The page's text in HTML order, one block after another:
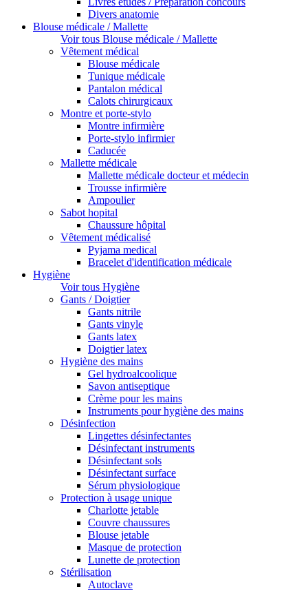
Divers anatomie
Blouse médicale / Mallette
Voir tous Blouse médicale / Mallette
Vêtement médical
Blouse médicale
Tunique médicale
Pantalon médical
Calots chirurgicaux
Montre et porte-stylo
Montre infirmière
Porte-stylo infirmier
Caducée
Mallette médicale
Mallette médicale docteur et médecin
Trousse infirmière
Ampoulier
Sabot hopital
Chaussure hôpital
Vêtement médicalisé
Pyjama medical
Bracelet d'identification médicale
Hygiène
Voir tous Hygiène
Gants / Doigtier
Gants nitrile
Gants vinyle
Gants latex
Doigtier latex
Hygiène des mains
Gel hydroalcoolique
Savon antiseptique
Crème pour les mains
Instruments pour hygiène des mains
Désinfection
Lingettes désinfectantes
Désinfectant instruments
Désinfectant sols
Désinfectant surface
Sérum physiologique
Protection à usage unique
Charlotte jetable
Couvre chaussures
Blouse jetable
Masque de protection
Lunette de protection
Stérilisation
Autoclave